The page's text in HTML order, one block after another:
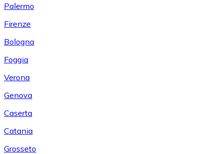
Palermo
Firenze
Bologna
Foggia
Verona
Genova
Caserta
Catania
Grosseto